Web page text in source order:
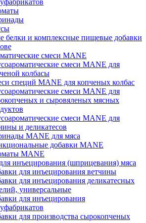
белки и комплексные пищевые добавки
смеси MANE
смеси MANE для
колбасы
специй MANE для копченых колбас
смеси MANE для
и сыровяленых мясных
смеси MANE для
и деликатесов
MANE для мяса
добавки MANE
MANE
инъецирования (шприцевания) мяса
для инъецирования ветчины
для инъецирования деликатесных
универсальные
для инъецирования
для производства сырокопченых